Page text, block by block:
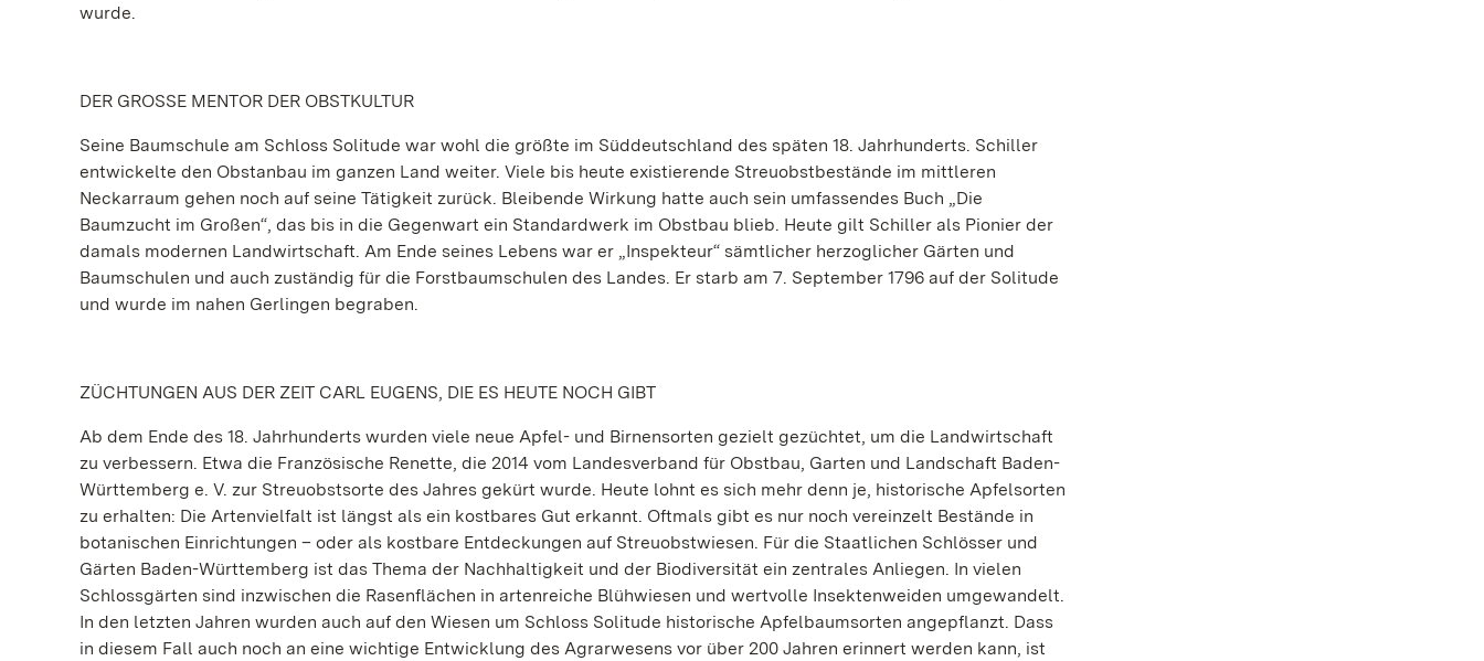
wurde.
DER GROSSE MENTOR DER OBSTKULTUR
Seine Baumschule am Schloss Solitude war wohl die größte im Süddeutschland des späten 18. Jahrhunderts. Schiller
entwickelte den Obstanbau im ganzen Land weiter. Viele bis heute existierende Streuobstbestände im mittleren
Neckarraum gehen noch auf seine Tätigkeit zurück. Bleibende Wirkung hatte auch sein umfassendes Buch „Die
Baumzucht im Großen“, das bis in die Gegenwart ein Standardwerk im Obstbau blieb. Heute gilt Schiller als Pionier der
damals modernen Landwirtschaft. Am Ende seines Lebens war er „Inspekteur“ sämtlicher herzoglicher Gärten und
Baumschulen und auch zuständig für die Forstbaumschulen des Landes. Er starb am 7. September 1796 auf der Solitude
und wurde im nahen Gerlingen begraben.
ZÜCHTUNGEN AUS DER ZEIT CARL EUGENS, DIE ES HEUTE NOCH GIBT
Ab dem Ende des 18. Jahrhunderts wurden viele neue Apfel- und Birnensorten gezielt gezüchtet, um die Landwirtschaft
zu verbessern. Etwa die Französische Renette, die 2014 vom Landesverband für Obstbau, Garten und Landschaft Baden-
Württemberg e. V. zur Streuobstsorte des Jahres gekürt wurde. Heute lohnt es sich mehr denn je, historische Apfelsorten
zu erhalten: Die Artenvielfalt ist längst als ein kostbares Gut erkannt. Oftmals gibt es nur noch vereinzelt Bestände in
botanischen Einrichtungen – oder als kostbare Entdeckungen auf Streuobstwiesen. Für die Staatlichen Schlösser und
Gärten Baden-Württemberg ist das Thema der Nachhaltigkeit und der Biodiversität ein zentrales Anliegen. In vielen
Schlossgärten sind inzwischen die Rasenflächen in artenreiche Blühwiesen und wertvolle Insektenweiden umgewandelt.
In den letzten Jahren wurden auch auf den Wiesen um Schloss Solitude historische Apfelbaumsorten angepflanzt. Dass
in diesem Fall auch noch an eine wichtige Entwicklung des Agrarwesens vor über 200 Jahren erinnert werden kann, ist